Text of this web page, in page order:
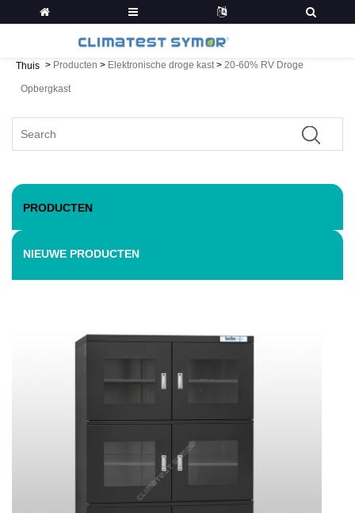
Thuis > Producten > Elektronische droge kast> 20-60% RV Droge
Opbergkast
PRODUCTEN
NIEUWE PRODUCTEN